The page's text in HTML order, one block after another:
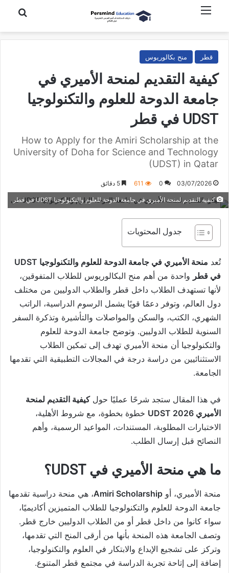
بحث عن
قطر منح بكالوريوس
كيفية التقديم لمنحة الأميري في
جامعة الدوحة للعلوم والتكنولوجيا
UDST في قطر
How to Apply for the Amiri Scholarship at the
University of Doha for Science and Technology
(UDST) in Qatar
03/07/2026
0
611
كيفية التقديم لمنحة الأميري في جامعة الدوحة للعلوم والتكنولوجيا UDST في قطر
جدول المحتويات
تُعد
منحة الأميري في جامعة الدوحة للعلوم والتكنولوجيا UDST
في قطر واحدة من أهم منح البكالوريوس للطلاب المتفوقين،
لأنها تستهدف الطلاب داخل قطر والطلاب الدوليين من مختلف
دول العالم، وتوفر دعمًا قويًا يشمل الرسوم الدراسية، الراتب
الشهري، الكتب، والسكن والمواصلات والتأشيرة وتذكرة السفر
السنوية للطلاب الدوليين. وتوضح جامعة الدوحة للعلوم
والتكنولوجيا أن منحة الأميري تهدف إلى تمكين الطلاب
الاستثنائيين من دراسة درجة في المجالات التطبيقية التي تقدمها
الجامعة.
في هذا المقال ستجد شرحًا عمليًا حولكيفية التقديم لمنحة
الأميري UDST 2026
خطوة بخطوة، مع شروط الأهلية،
الاختبارات المطلوبة، المستندات، المواعيد الرسمية، وأهم
النصائح قبل إرسال الطلب.
ما هي منحة الأميري في UDST؟
منحة الأميري، أو Amiri Scholarship، هي منحة دراسية تقدمها
جامعة الدوحة للعلوم والتكنولوجيا للطلاب المتميزين أكاديميًا،
سواء كانوا من داخل قطر أو من الطلاب الدوليين خارج قطر.
وتصف الجامعة هذه المنحة بأنها من أرقى المنح التي تقدمها،
وتركز على تشجيع الإبداع والابتكار في العلوم والتكنولوجيا،
إضافة إلى إتاحة تجربة الدراسة في مجتمع قطر المتنوع.